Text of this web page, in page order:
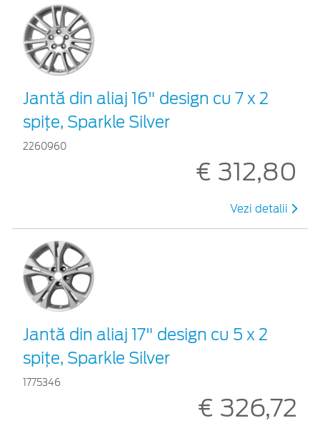
Jantă din aliaj 16" design cu 7 x 2
spiţe, Sparkle Silver
2260960
€ 312,80
Vezi detalii
Jantă din aliaj 17" design cu 5 x 2
spiţe, Sparkle Silver
1775346
€ 326,72